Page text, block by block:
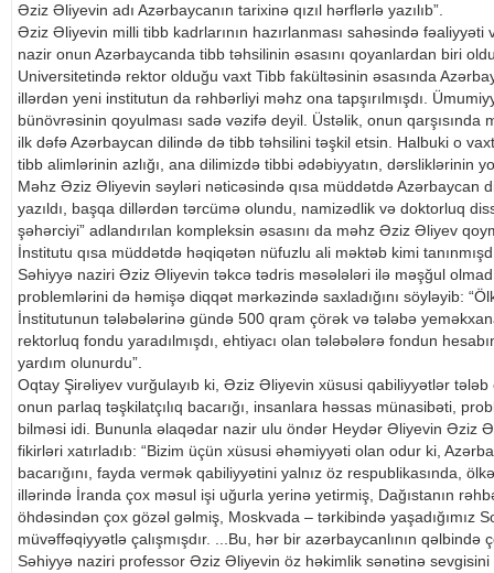
Əziz Əliyevin adı Azərbaycanın tarixinə qızıl hərflərlə yazılıb”.
Əziz Əliyevin milli tibb kadrlarının hazırlanması sahəsində
nazir onun Azərbaycanda tibb təhsilinin əsasını qoyanlardan biri
Universitetində rektor olduğu vaxt Tibb fakültəsinin əsasında
illərdən yeni institutun da rəhbərliyi məhz ona tapşırılmışdı.
bünövrəsinin qoyulması sadə vəzifə deyil. Üstəlik, onun qarşısında
ilk dəfə Azərbaycan dilində də tibb təhsilini təşkil etsin. Halbuki o
tibb alimlərinin azlığı, ana dilimizdə tibbi ədəbiyyatın, dərsliklərinin
Məhz Əziz Əliyevin səyləri nəticəsində qısa müddətdə Azərbaycan
yazıldı, başqa dillərdən tərcümə olundu, namizədlik və doktorluq
şəhərciyi” adlandırılan kompleksin əsasını da məhz Əziz Əliyev
İnstitutu qısa müddətdə həqiqətən nüfuzlu ali məktəb kimi
Səhiyyə naziri Əziz Əliyevin təkcə tədris məsələləri ilə məşğul
problemlərini də həmişə diqqət mərkəzində saxladığını söyləyib:
İnstitutunun tələbələrinə gündə 500 qram çörək və tələbə
rektorluq fondu yaradılmışdı, ehtiyacı olan tələbələrə fondun
yardım olunurdu”.
Oqtay Şirəliyev vurğulayıb ki, Əziz Əliyevin xüsusi qabiliyyətlər
onun parlaq təşkilatçılıq bacarığı, insanlara həssas münasibəti,
bilməsi idi. Bununla əlaqədar nazir ulu öndər Heydər Əliyevin Əziz
fikirləri xatırladıb: “Bizim üçün xüsusi əhəmiyyəti olan odur ki,
bacarığını, fayda vermək qabiliyyətini yalnız öz respublikasında,
illərində İranda çox məsul işi uğurla yerinə yetirmiş, Dağıstanın
öhdəsindən çox gözəl gəlmiş, Moskvada – tərkibində yaşadığımız
müvəffəqiyyətlə çalışmışdır. ...Bu, hər bir azərbaycanlının qəlbində
Səhiyyə naziri professor Əziz Əliyevin öz həkimlik sənətinə sevgisini